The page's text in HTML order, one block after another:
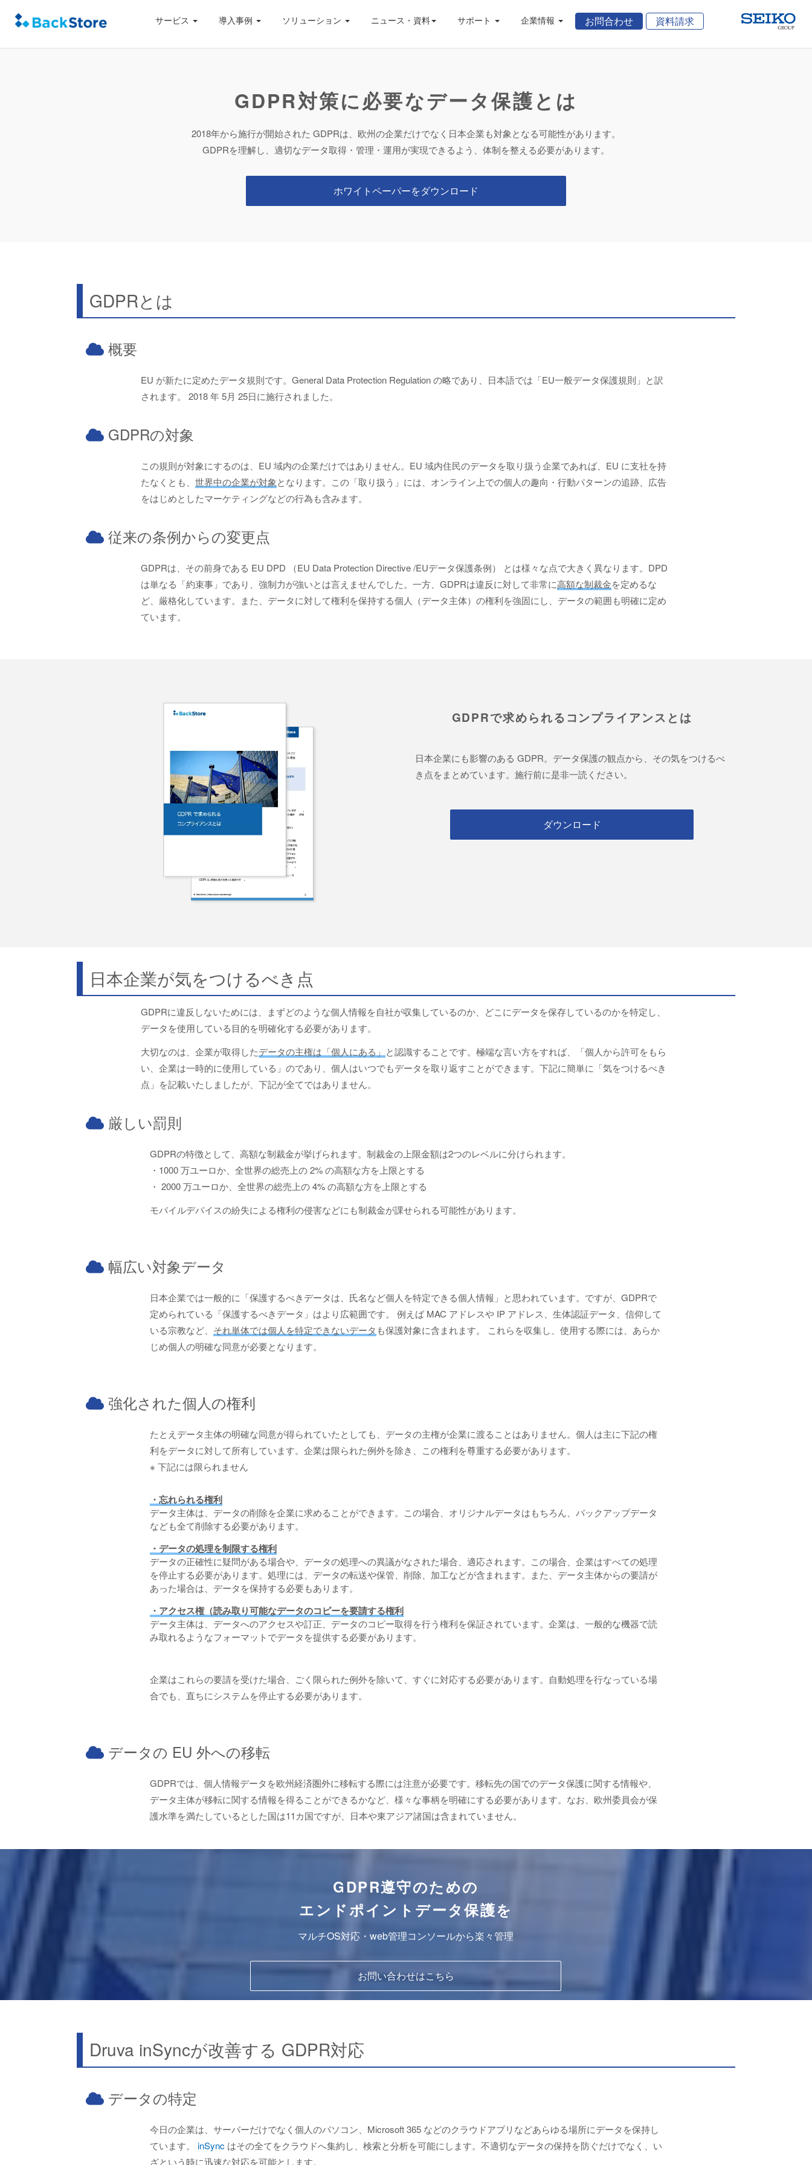
サービス 導入事例 ソリューション ニュース・資料 サポート 企業情報 お問合わせ 資料請求
GDPR対策に必要なデータ保護とは
2018年から施行が開始された GDPRは、欧州の企業だけでなく日本企業も対象となる可能性があります。
GDPRを理解し、適切なデータ取得・管理・運用が実現できるよう、体制を整える必要があります。
ホワイトペーパーをダウンロード
GDPRとは
概要
EU が新たに定めたデータ規則です。General Data Protection Regulation の略であり、日本語では「EU一般データ保護規則」と訳
されます。 2018 年 5月 25日に施行されました。
GDPRの対象
この規則が対象にするのは、EU 域内の企業だけではありません。EU 域内住民のデータを取り扱う企業であれば、EU に支社を持
たなくとも、 世界中の企業が対象となります。この「取り扱う」には、オンライン上での個人の趣向・行動パターンの追跡、広告
をはじめとしたマーケティングなどの行為も含みます。
従来の条例からの変更点
GDPRは、その前身である EU DPD （EU Data Protection Directive /EUデータ保護条例） とは様々な点で大きく異なります。DPD
は単なる「約束事」であり、強制力が強いとは言えませんでした。一方、GDPRは違反に対して非常に高額な制裁金を定めるな
ど、厳格化しています。また、データに対して権利を保持する個人（データ主体）の権利を強固にし、データの範囲も明確に定め
ています。
GDPRで求められるコンプライアンスとは
日本企業にも影響のある GDPR。データ保護の観点から、その気をつけるべ
き点をまとめています。施行前に是非一読ください。
ダウンロード
日本企業が気をつけるべき点
GDPRに違反しないためには、まずどのような個人情報を自社が収集しているのか、どこにデータを保存しているのかを特定し、
データを使用している目的を明確化する必要があります。
大切なのは、企業が取得したデータの主権は「個人にある」 と認識することです。極端な言い方をすれば、「個人から許可をもら
い、企業は一時的に使用している」のであり、個人はいつでもデータを取り返すことができます。下記に簡単に「気をつけるべき
点」を記載いたしましたが、下記が全てではありません。
厳しい罰則
GDPRの特徴として、高額な制裁金が挙げられます。制裁金の上限金額は2つのレベルに分けられます。
・1000 万ユーロか、全世界の総売上の 2% の高額な方を上限とする
・ 2000 万ユーロか、全世界の総売上の 4% の高額な方を上限とする
モバイルデバイスの紛失による権利の侵害などにも制裁金が課せられる可能性があります。
幅広い対象データ
日本企業では一般的に「保護するべきデータは、氏名など個人を特定できる個人情報」と思われています。ですが、GDPRで
定められている「保護するべきデータ」はより広範囲です。 例えば MAC アドレスや IP アドレス、生体認証データ、信仰して
いる宗教など、 それ単体では個人を特定できないデータ も保護対象に含まれます。 これらを収集し、使用する際には、あらか
じめ個人の明確な同意が必要となります。
強化された個人の権利
たとえデータ主体の明確な同意が得られていたとしても、データの主権が企業に渡ることはありません。個人は主に下記の権
利をデータに対して所有しています。企業は限られた例外を除き、この権利を尊重する必要があります。
※ 下記には限られません
・忘れられる権利
データ主体は、データの削除を企業に求めることができます。この場合、オリジナルデータはもちろん、バックアップデータ
なども全て削除する必要があります。
・データの処理を制限する権利
データの正確性に疑問がある場合や、データの処理への異議がなされた場合、適応されます。この場合、企業はすべての処理
を停止する必要があります。処理には、データの転送や保管、削除、加工などが含まれます。また、データ主体からの要請が
あった場合は、データを保持する必要もあります。
・アクセス権（読み取り可能なデータのコピーを要請する権利
データ主体は、データへのアクセスや訂正、データのコピー取得を行う権利を保証されています。企業は、一般的な機器で読
み取れるようなフォーマットでデータを提供する必要があります。
企業はこれらの要請を受けた場合、ごく限られた例外を除いて、すぐに対応する必要があります。自動処理を行なっている場
合でも、直ちにシステムを停止する必要があります。
データの EU 外への移転
GDPRでは、個人情報データを欧州経済圏外に移転する際には注意が必要です。移転先の国でのデータ保護に関する情報や、
データ主体が移転に関する情報を得ることができるかなど、様々な事柄を明確にする必要があります。なお、欧州委員会が保
護水準を満たしているとした国は11カ国ですが、日本や東アジア諸国は含まれていません。
GDPR遵守のための
エンドポイントデータ保護を
マルチOS対応・web管理コンソールから楽々管理
お問い合わせはこちら
Druva inSyncが改善する GDPR対応
データの特定
今日の企業は、サーバーだけでなく個人のパソコン、Microsoft 365 などのクラウドアプリなどあらゆる場所にデータを保持し
ています。 inSync はその全てをクラウドへ集約し、検索と分析を可能にします。不適切なデータの保持を防ぐだけでなく、い
ざという時に迅速な対応を可能とします。